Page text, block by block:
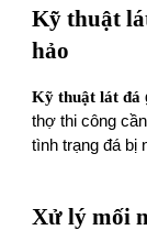
Kỹ thuật
hảo
Kỹ thuật lát đá
thợ thi công
tình trạng đá bị
Xử lý mối